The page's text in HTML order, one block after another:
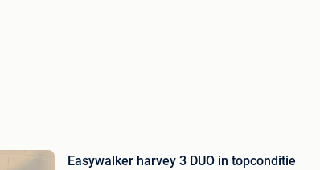
Easywalker harvey 3 DUO in topconditie